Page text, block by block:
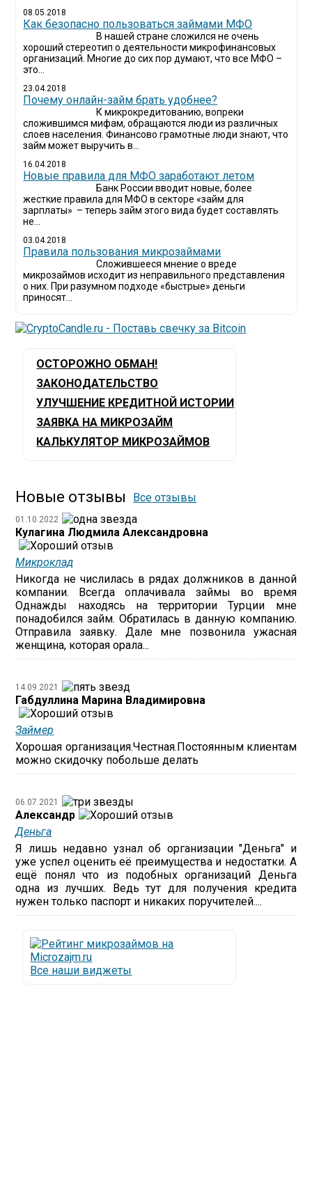
08.05.2018
Как безопасно пользоваться займами МФО
В нашей стране сложился не очень
хороший стереотип о деятельности микрофинансовых
организаций. Многие до сих пор думают, что все МФО –
это...
23.04.2018
Почему онлайн-займ брать удобнее?
К микрокредитованию, вопреки
сложившимся мифам, обращаются люди из различных
слоев населения. Финансово грамотные люди знают, что
займ может выручить в...
16.04.2018
Новые правила для МФО заработают летом
Банк России вводит новые, более
жесткие правила для МФО в секторе «займ для
зарплаты» – теперь займ этого вида будет составлять
не...
03.04.2018
​Правила пользования микрозаймами
Сложившееся мнение о вреде
микрозаймов исходит из неправильного представления
о них. При разумном подходе «быстрые» деньги
приносят...
ОСТОРОЖНО ОБМАН!
ЗАКОНОДАТЕЛЬСТВО
УЛУЧШЕНИЕ КРЕДИТНОЙ ИСТОРИИ
ЗАЯВКА НА МИКРОЗАЙМ
КАЛЬКУЛЯТОР МИКРОЗАЙМОВ
Новые отзывы Все отзывы
01.10.2022
Кулагина Людмила Александровна
Микроклад
Никогда не числилась в рядах должников в данной
компании. Всегда оплачивала займы во время
Однажды находясь на территории Турции мне
понадобился займ. Обратилась в данную компанию.
Отправила заявку. Дале мне позвонила ужасная
женщина, которая орала...
14.09.2021
Габдуллина Марина Владимировна
Займер
Хорошая организация.Честная.Постоянным клиентам
можно скидочку побольше делать
06.07.2021
Александр
Деньга
Я лишь недавно узнал об организации "Деньга" и
уже успел оценить её преимущества и недостатки. А
ещё понял что из подобных организаций Деньга
одна из лучших. Ведь тут для получения кредита
нужен только паспорт и никаких поручителей....
Все наши виджеты